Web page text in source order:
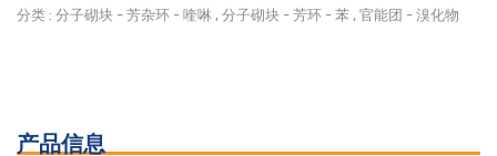
分类 : 分子砌块 - 芳杂环 - 喹啉 , 分子砌块 - 芳环 - 苯 , 官能团 - 溴化物
产品信息